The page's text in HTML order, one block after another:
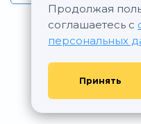
Продолжая
соглашаетесь с
персональных
Принять